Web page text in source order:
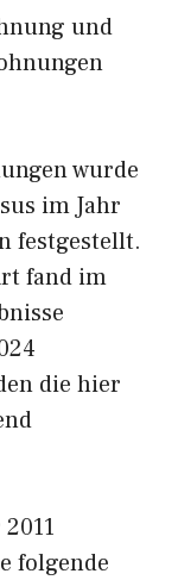
und
wurde
im Jahr
festgestellt.
fand im
die hier
folgende